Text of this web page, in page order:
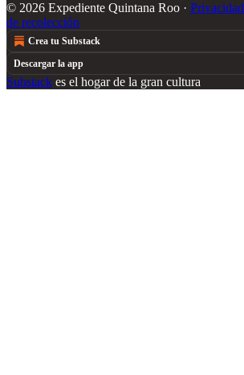
© 2026 Expediente Quintana Roo · Privacidad
de recolección
Crea tu Substack
Descargar la app
Substack es el hogar de la gran cultura